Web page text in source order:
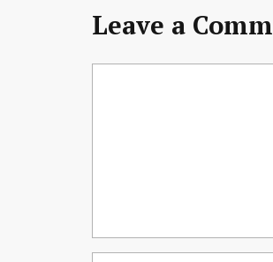
Leave a